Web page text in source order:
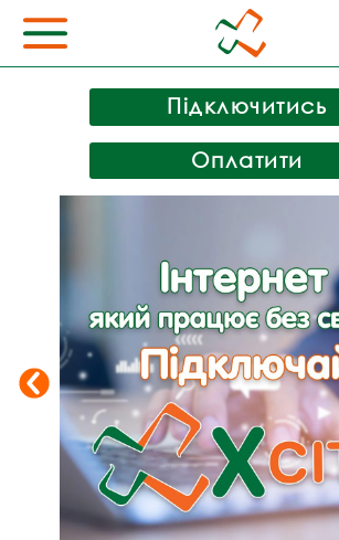
Підключитись
Оплатити
Previous